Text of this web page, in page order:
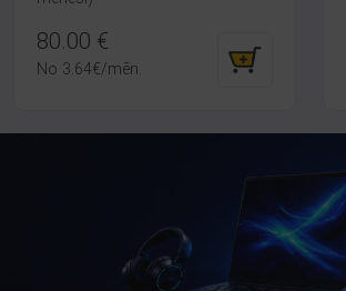
80.00 €
No 3.64€/mēn.